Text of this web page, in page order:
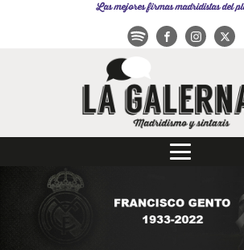
Las mejores firmas madridistas del